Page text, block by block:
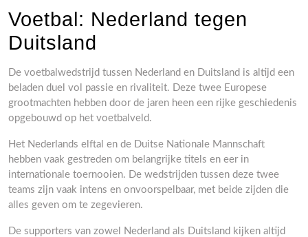
Voetbal: Nederland tegen
Duitsland
De voetbalwedstrijd tussen Nederland en Duitsland is altijd een
beladen duel vol passie en rivaliteit. Deze twee Europese
grootmachten hebben door de jaren heen een rijke geschiedenis
opgebouwd op het voetbalveld.
Het Nederlands elftal en de Duitse Nationale Mannschaft
hebben vaak gestreden om belangrijke titels en eer in
internationale toernooien. De wedstrijden tussen deze twee
teams zijn vaak intens en onvoorspelbaar, met beide zijden die
alles geven om te zegevieren.
De supporters van zowel Nederland als Duitsland kijken altijd